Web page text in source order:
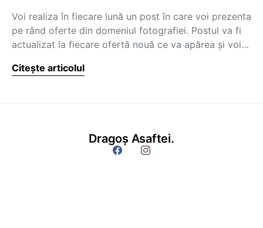
Voi realiza în fiecare lună un post în care voi prezenta
pe rând oferte din domeniul fotografiei. Postul va fi
actualizat la fiecare ofertă nouă ce va apărea şi voi…
Citește articolul
Dragoș Asaftei.